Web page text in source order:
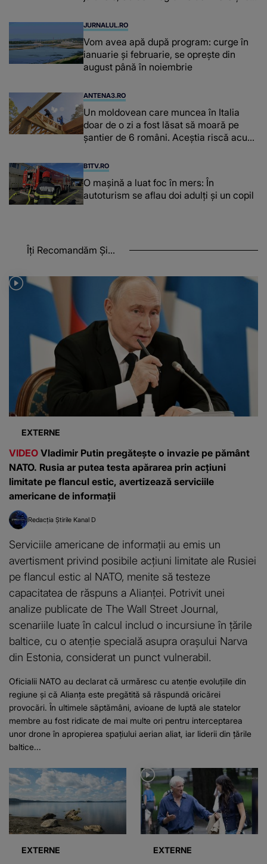
JURNALUL.RO
Vom avea apă după program: curge în
ianuarie și februarie, se oprește din
august până în noiembrie
ANTENA3.RO
Un moldovean care muncea în Italia
doar de o zi a fost lăsat să moară pe
şantier de 6 români. Aceștia riscă acum
B1TV.RO
O maşină a luat foc în mers: În
autoturism se aflau doi adulți și un copil
Îți Recomandăm Și...
EXTERNE
VIDEO Vladimir Putin pregătește o invazie pe pământ
NATO. Rusia ar putea testa apărarea prin acțiuni
limitate pe flancul estic, avertizează serviciile
americane de informații
Redacția Știrile Kanal D
Serviciile americane de informații au emis un
avertisment privind posibile acțiuni limitate ale Rusiei
pe flancul estic al NATO, menite să testeze
capacitatea de răspuns a Alianței. Potrivit unei
analize publicate de The Wall Street Journal,
scenariile luate în calcul includ o incursiune în țările
baltice, cu o atenție specială asupra orașului Narva
din Estonia, considerat un punct vulnerabil.
Oficialii NATO au declarat că urmăresc cu atenție evoluțiile din
regiune și că Alianța este pregătită să răspundă oricărei
provocări. În ultimele săptămâni, avioane de luptă ale statelor
membre au fost ridicate de mai multe ori pentru interceptarea
unor drone în apropierea spațiului aerian aliat, iar liderii din țările
baltice...
EXTERNE EXTERNE